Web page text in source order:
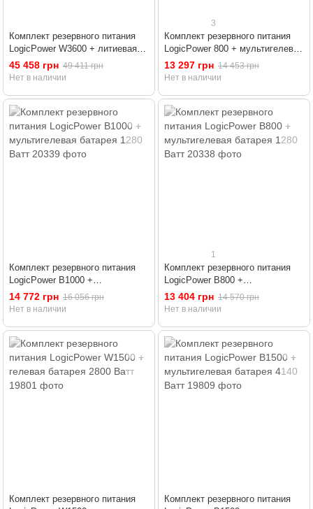
Комплект резервного питания
LogicPower W3600 + литиевая
(LiFePO4) батарея 2560 Ватт
45 458 грн 49 411 грн
Нет в наличии
3
Комплект резервного питания
LogicPower 800 + мультигелевая
батарея 1280 Ватт
13 297 грн 14 453 грн
Нет в наличии
Комплект резервного питания
LogicPower B1000 +
мультигелевая батарея 1280
Ватт
14 772 грн 16 056 грн
Нет в наличии
1
Комплект резервного питания
LogicPower B800 +
мультигелевая батарея 1280
Ватт
13 404 грн 14 570 грн
Нет в наличии
Комплект резервного питания
Комплект резервного питания